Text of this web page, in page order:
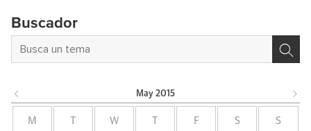
Buscador
May 2015
M W F S S